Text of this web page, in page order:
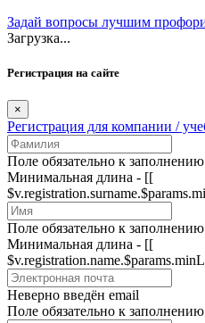
Задай вопросы лучшим
Загрузка...
Регистрация на сайте
×
Регистрация для компании /
Поле обязательно к заполнению
Минимальная длина - [[
Поле обязательно к заполнению
Минимальная длина - [[
Неверно введён email
Поле обязательно к заполнению